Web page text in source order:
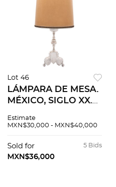
Lot 46
LÁMPARA DE MESA.
MÉXICO, SIGLO XX.
MARMOLEJO,
con pantalla en
cartoncillo. Peso
Estimate
MXN$30,000 - MXN$40,000
5 Bids
Sold for
MXN$36,000